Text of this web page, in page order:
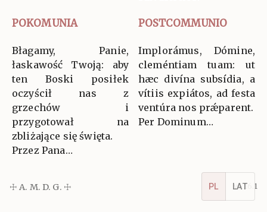
POKOMUNIA POSTCOMMUNIO
Błagamy, Panie,
łaskawość Twoją: aby
ten Boski posiłek
oczyścił nas z
grzechów i
przygotował na
zbliżające się święta.
Przez Pana…
Implorámus, Dómine,
cleméntiam tuam: ut
hæc divína subsídia, a
vítiis expiátos, ad festa
ventúra nos prǽparent.
Per Dominum…
PL LAT
☩ A. M. D. G. ☩ v5.16.1